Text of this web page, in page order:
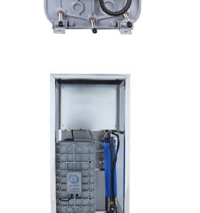
西门子 EDI模块维修